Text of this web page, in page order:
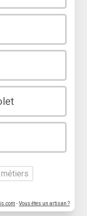
-Vous êtes un artisan ?